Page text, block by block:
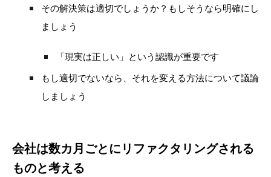
その解決策は適切でしょうか？もしそうなら明確にし
ましょう
「現実は正しい」という認識が重要です
もし適切でないなら、それを変える方法について議論
しましょう
会社は数カ月ごとにリファクタリングされる
ものと考える